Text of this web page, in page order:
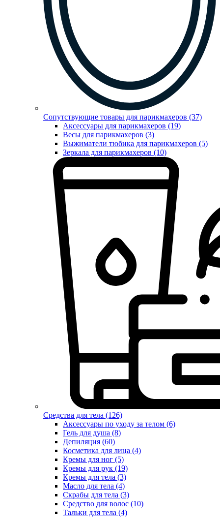
Сопутствующие товары для парикмахеров (37)
Аксессуары для парикмахеров (19)
Весы для парикмахеров (3)
Выжиматели тюбика для парикмахеров (5)
Зеркала для парикмахеров (10)
Средства для тела (126)
Аксессуары по уходу за телом (6)
Гель для душа (8)
Депиляция (60)
Косметика для лица (4)
Кремы для ног (5)
Кремы для рук (19)
Кремы для тела (3)
Масло для тела (4)
Скрабы для тела (3)
Средство для волос (10)
Тальки для тела (4)